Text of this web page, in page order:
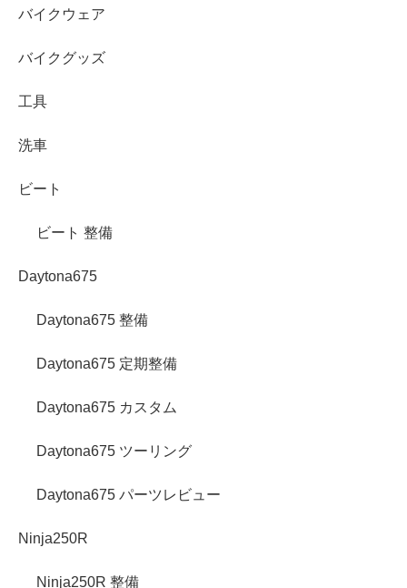
バイクウェア
バイクグッズ
工具
洗車
ビート
ビート 整備
Daytona675
Daytona675 整備
Daytona675 定期整備
Daytona675 カスタム
Daytona675 ツーリング
Daytona675 パーツレビュー
Ninja250R
Ninja250R 整備